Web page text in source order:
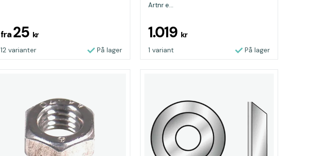
fra25 kr
12 varianter På lager
Artnr e...
1.019 kr
1 variant På lager